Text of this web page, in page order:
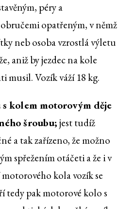
péry a
opatřeným, v němž
neb osoba vzrostlá výletu
aniž by jezdec na kole
musil. Vozík váží 18 kg.
kolem motorovým děje
šroubu;jest tudíž
a tak zařízeno, že možno
spřežením otáčeti a že i v
kola vozík se
tedy pak motorové kolo s